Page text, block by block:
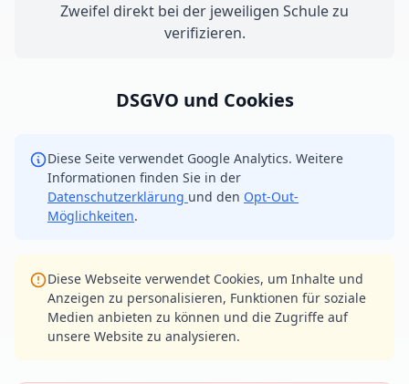
Zweifel direkt bei der jeweiligen Schule zu
verifizieren.
DSGVO und Cookies
Diese Seite verwendet Google Analytics. Weitere
Informationen finden Sie in der
Datenschutzerklärung und den Opt-Out-
Möglichkeiten.
Diese Webseite verwendet Cookies, um Inhalte und
Anzeigen zu personalisieren, Funktionen für soziale
Medien anbieten zu können und die Zugriffe auf
unsere Website zu analysieren.